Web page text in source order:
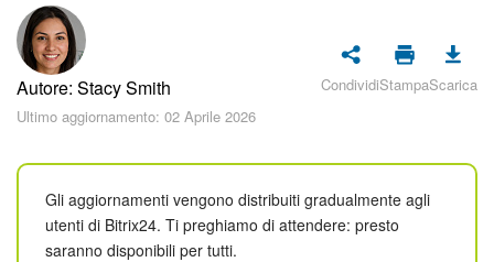
Registrazione e accesso
Piani e pagamento
Sicurezza in Bitrix24
CoPilot: IA in Bitrix24
Autore: Stacy Smith
Ultimo aggiornamento: 02 Aprile 2026
CondividiStampaScarica
Gli aggiornamenti vengono distribuiti gradualmente agli
utenti di Bitrix24. Ti preghiamo di attendere: presto
saranno disponibili per tutti.